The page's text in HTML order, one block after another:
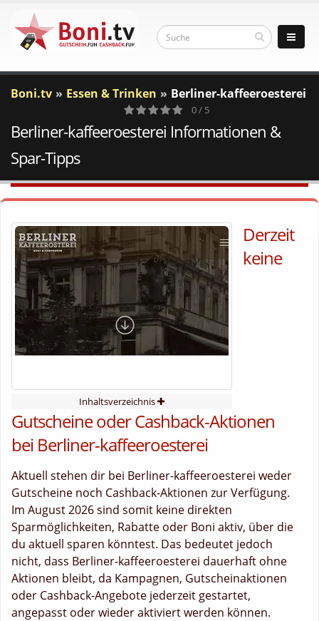
Boni.tv Essen & Trinken Berliner-kaffeeroesterei
0
Votes
0 / 5
Berliner-kaffeeroesterei Informationen &
Spar-Tipps
Inhaltsverzeichnis
Derzeit
keine
Gutscheine oder Cashback-Aktionen
bei Berliner-kaffeeroesterei
Aktuell stehen dir bei Berliner-kaffeeroesterei weder
Gutscheine noch Cashback-Aktionen zur Verfügung.
Im August 2026 sind somit keine direkten
Sparmöglichkeiten, Rabatte oder Boni aktiv, über die
du aktuell sparen könntest. Das bedeutet jedoch
nicht, dass Berliner-kaffeeroesterei dauerhaft ohne
Aktionen bleibt, da Kampagnen, Gutscheinaktionen
oder Cashback-Angebote jederzeit gestartet,
angepasst oder wieder aktiviert werden können.